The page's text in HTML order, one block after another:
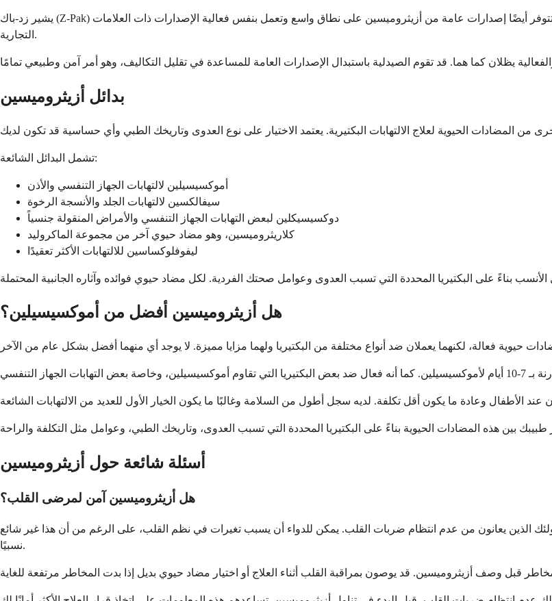
يشير زد-باك (Z-Pak) إلى عبوة معينة من أقراص أزيثروميسين تحتوي على جرعة علاجية لمدة 5 أيام. تتوفر أيضًا إصدارات عامة من أزيثروميسين على نطاق واسع وتعمل بنفس فعالية الإصدارات ذات العلامات
التجارية.
بدائل أزيثروميسين
تشمل البدائل الشائعة:
أموكسيسيلين لالتهابات الجهاز التنفسي والأذن
سيفالكسين لالتهابات الجلد والأنسجة الرخوة
دوكسيسيكلين لبعض التهابات الجهاز التنفسي والأمراض المنقولة جنسياً
كلاريثروميسين، وهو مضاد حيوي آخر من مجموعة الماكروليد
ليفوفلوكساسين للالتهابات الأكثر تعقيدًا
هل أزيثروميسين أفضل من أموكسيسيلين؟
أسئلة شائعة حول أزيثروميسين
هل أزيثروميسين آمن لمرضى القلب؟
الذين يعانون من عدم انتظام ضربات القلب. يمكن للدواء أن يسبب تغيرات في نظم القلب، على الرغم من أن هذا غير شائع
نسبيًا.